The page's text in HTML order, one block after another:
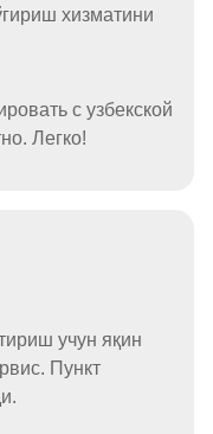
хизматини
с узбекской
Легко!
учун яқин
Пункт